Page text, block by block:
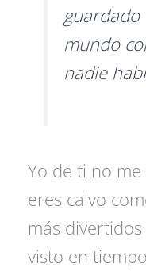
guardado
mundo
nadie
Yo de ti no
eres calvo
más
visto en